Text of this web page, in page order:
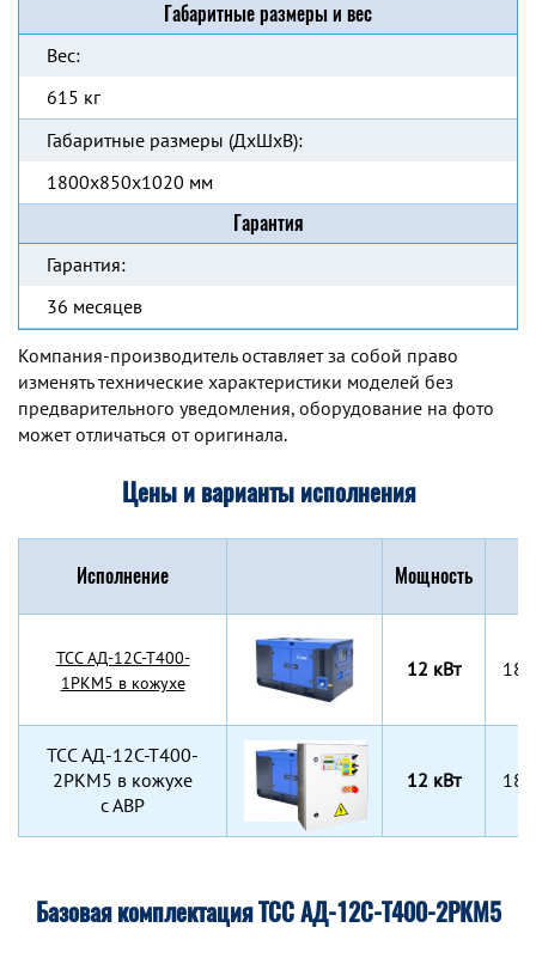
Габаритные размеры и вес
Вес:
615 кг
Габаритные размеры (ДхШхВ):
1800x850x1020 мм
Гарантия
Гарантия:
36 месяцев
Компания-производитель оставляет за собой право
изменять технические характеристики моделей без
предварительного уведомления, оборудование на фото
может отличаться от оригинала.
Цены и варианты исполнения
Исполнение Мощность
TCC АД-12С-Т400-
1РКМ5 в кожухе
12 кВт
TCC АД-12С-Т400-
2РКМ5 в кожухе
с АВР
12 кВт
Базовая комплектация ТСС АД-12С-Т400-2РКМ5